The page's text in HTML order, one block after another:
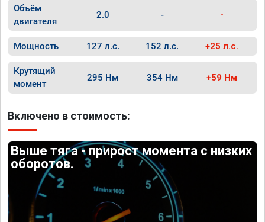
Объём
двигателя
2.0 - -
Мощность 127 л.с. 152 л.с. +25 л.с.
Крутящий
момент
295 Нм 354 Нм +59 Нм
Включено в стоимость:
Выше тяга - прирост момента с низких
оборотов.